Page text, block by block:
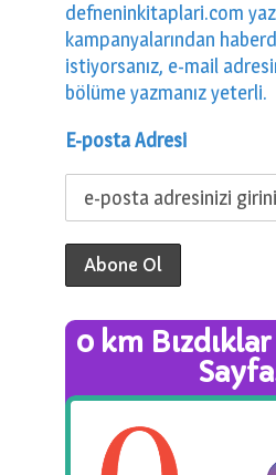
defneninkitaplari.com
kampanyalarından
istiyorsanız, e-mail
bölüme yazmanız yeterli.
E-posta Adresi
0 km